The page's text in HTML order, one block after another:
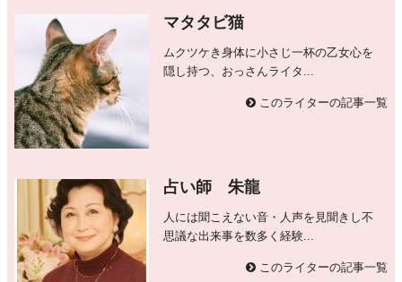
マタタビ猫
ムクツケき身体に小さじ一杯の乙女心を
隠し持つ、おっさんライタ...
このライターの記事一覧
占い師 朱龍
人には聞こえない音・人声を見聞きし不
思議な出来事を数多く経験...
このライターの記事一覧